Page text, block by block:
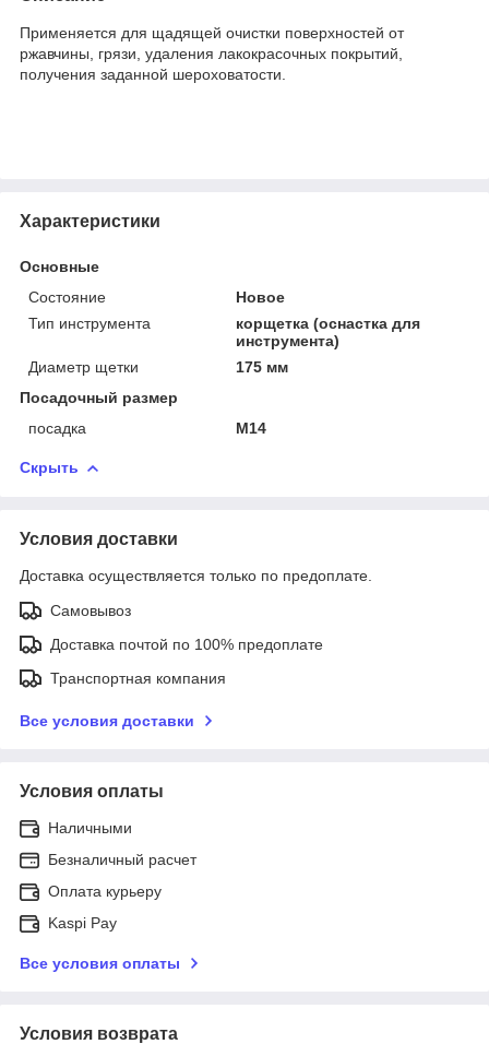
Применяется для щадящей очистки поверхностей от
ржавчины, грязи, удаления лакокрасочных покрытий,
получения заданной шероховатости.
Характеристики
Основные
Состояние
Новое
Тип инструмента
корщетка (оснастка для
инструмента)
Диаметр щетки
175 мм
Посадочный размер
посадка
М14
Скрыть
Условия доставки
Доставка осуществляется только по предоплате.
Самовывоз
Доставка почтой по 100% предоплате
Транспортная компания
Все условия доставки
Условия оплаты
Наличными
Безналичный расчет
Оплата курьеру
Kaspi Pay
Все условия оплаты
Условия возврата